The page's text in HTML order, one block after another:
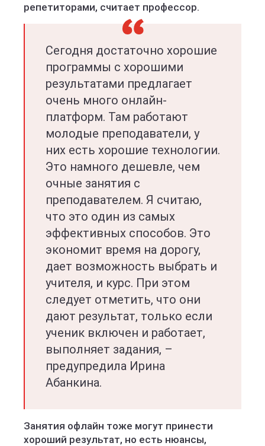
репетиторами, считает профессор.
Сегодня достаточно хорошие
программы с хорошими
результатами предлагает
очень много онлайн-
платформ. Там работают
молодые преподаватели, у
них есть хорошие технологии.
Это намного дешевле, чем
очные занятия с
преподавателем. Я считаю,
что это один из самых
эффективных способов. Это
экономит время на дорогу,
дает возможность выбрать и
учителя, и курс. При этом
следует отметить, что они
дают результат, только если
ученик включен и работает,
выполняет задания, –
предупредила Ирина
Абанкина.
Занятия офлайн тоже могут принести
хороший результат, но есть нюансы,